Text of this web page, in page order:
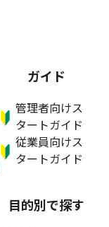
ガイド
管理者向けス
タートガイド
従業員向けス
タートガイド
目的別で探す